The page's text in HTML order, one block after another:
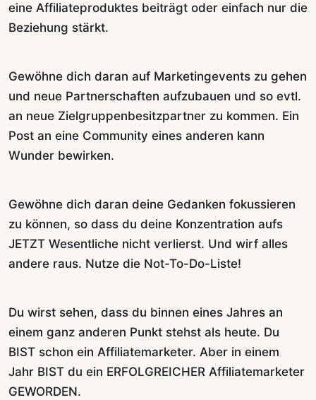
eine Affiliateproduktes beiträgt oder einfach nur die
Beziehung stärkt.
Gewöhne dich daran auf Marketingevents zu gehen
und neue Partnerschaften aufzubauen und so evtl.
an neue Zielgruppenbesitzpartner zu kommen. Ein
Post an eine Community eines anderen kann
Wunder bewirken.
Gewöhne dich daran deine Gedanken fokussieren
zu können, so dass du deine Konzentration aufs
JETZT Wesentliche nicht verlierst. Und wirf alles
andere raus. Nutze die Not-To-Do-Liste!
Du wirst sehen, dass du binnen eines Jahres an
einem ganz anderen Punkt stehst als heute. Du
BIST schon ein Affiliatemarketer. Aber in einem
Jahr BIST du ein ERFOLGREICHER Affiliatemarketer
GEWORDEN.